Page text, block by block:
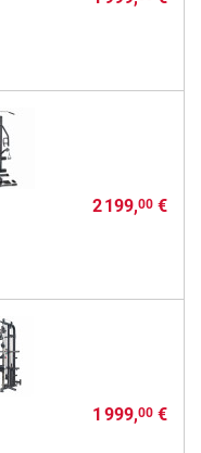
2 199,00€
1 999,00€